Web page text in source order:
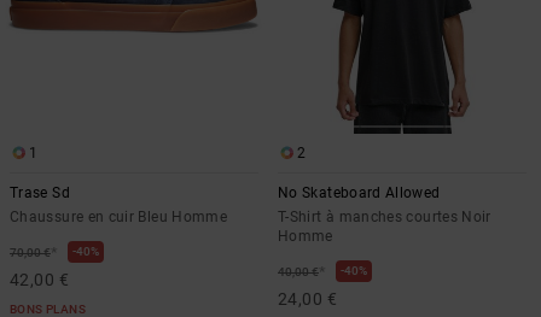
1
Trase Sd
Chaussure en cuir Bleu Homme
70,00 €* 40%
42,00 €
BONS PLANS
2
No Skateboard Allowed
T-Shirt à manches courtes Noir
Homme
40,00 €* 40%
24,00 €